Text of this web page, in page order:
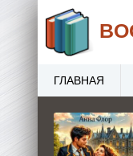
ГЛАВНАЯ